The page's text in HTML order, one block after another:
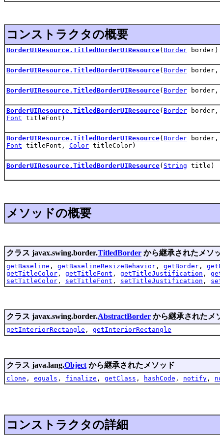
コンストラクタの概要
BorderUIResource.TitledBorderUIResource( Border border)
BorderUIResource.TitledBorderUIResource( Border
BorderUIResource.TitledBorderUIResource( Border
BorderUIResource.TitledBorderUIResource( Border
Font titleFont)
BorderUIResource.TitledBorderUIResource( Border
Font titleFont, Color titleColor)
BorderUIResource.TitledBorderUIResource( String title)
メソッドの概要
クラス javax.swing.border.TitledBorder から継承されたメソ
getBaseline , getBaselineResizeBehavior , getBorder ,
getTitleColor , getTitleFont , getTitleJustification ,
setTitleColor , setTitleFont , setTitleJustification ,
クラス javax.swing.border.AbstractBorder から継承されたメ
getInteriorRectangle , getInteriorRectangle
クラス java.lang.Object から継承されたメソッド
clone , equals , finalize , getClass , hashCode , notify ,
コンストラクタの詳細